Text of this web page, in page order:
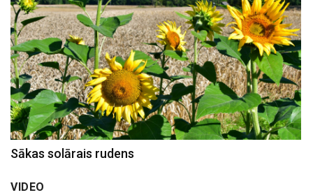
Sākas solārais rudens
VIDEO